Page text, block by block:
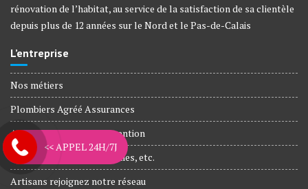
rénovation de l’habitat, au service de la satisfaction de sa clientèle
depuis plus de 12 années sur le Nord et le Pas-de-Calais
L’entreprise
Nos métiers
Plombiers Agréé Assurances
Agences et Zone d’intervention
Nos engagements, Garanties, etc.
Artisans rejoignez notre réseau
<< APPEL 24H/7J